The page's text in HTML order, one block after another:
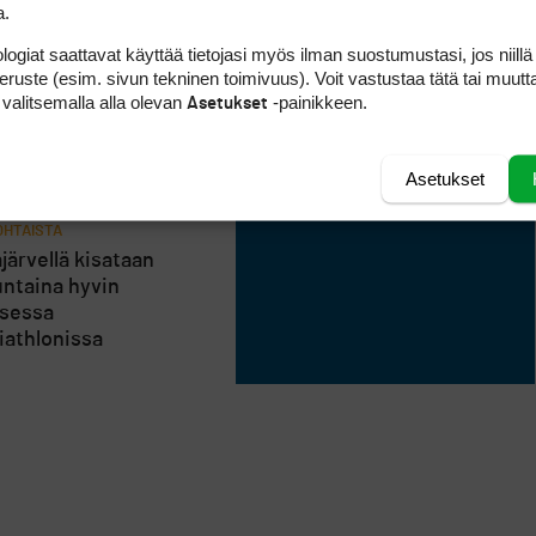
kisataan
hyvin
saattavat käyttää tietojasi myös ilman suostumustasi, jos
(esim. sivun tekninen toimivuus). Voit vastustaa tätä tai
alla olevan Asetukset -painikkeen.
Asetukset